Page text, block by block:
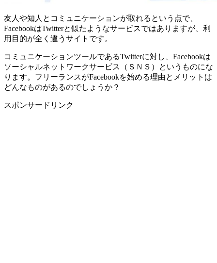
友人や知人とコミュニケーションが取れるという点で、
FacebookはTwitterと似たようなサービスではありますが、利
用目的が全く違うサイトです。
コミュニケーションツールであるTwitterに対し、Facebookは
ソーシャルネットワークサービス（ＳＮＳ）というものにな
ります。フリーランスがFacebookを始める理由とメリットは
どんなものがあるのでしょうか？
スポンサードリンク